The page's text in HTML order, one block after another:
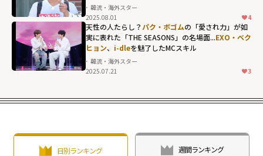
韓流・海外スター
2025.08.01
4
天性の人たらし？ パク・ボゴムの「愛され力」が如
実に表れた「THE SEASONS」の名場面...EXO・ベク
ヒョン、 i-dleを魅了したMCスキル
韓流・海外スター
2025.07.21
3
日別ランキング 週間ランキング